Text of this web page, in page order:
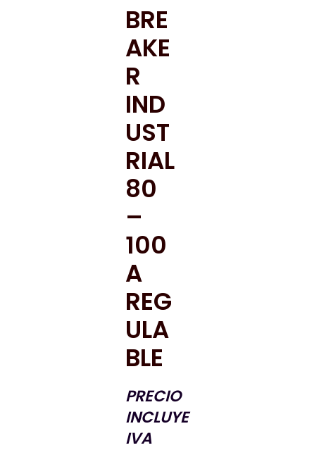
BRE
AKE
R
IND
UST
RIAL
80
–
100
A
REG
ULA
BLE
PRECIO
INCLUYE
IVA